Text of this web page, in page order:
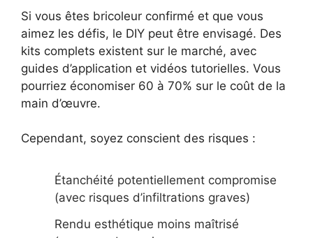
Si vous êtes bricoleur confirmé et que vous
aimez les défis, le DIY peut être envisagé. Des
kits complets existent sur le marché, avec
guides d’application et vidéos tutorielles. Vous
pourriez économiser 60 à 70% sur le coût de la
main d’œuvre.
Cependant, soyez conscient des risques :
Étanchéité potentiellement compromise
(avec risques d’infiltrations graves)
Rendu esthétique moins maîtrisé